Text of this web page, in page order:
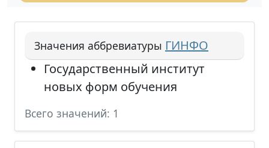
Значения аббревиатуры ГИНФО
Государственный институт
новых форм обучения
Всего значений: 1